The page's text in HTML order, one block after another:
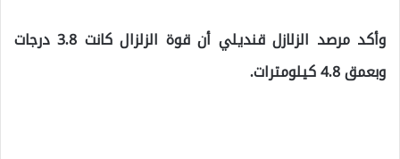
وأكد مرصد الزلازل قنديلي أن قوة الزلزال كانت 3.8 درجات
وبعمق 4.8 كيلومترات.